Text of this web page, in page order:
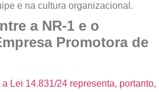
e na cultura organizacional.
a NR-1 e o
Promotora de
Lei 14.831/24 representa, portanto,